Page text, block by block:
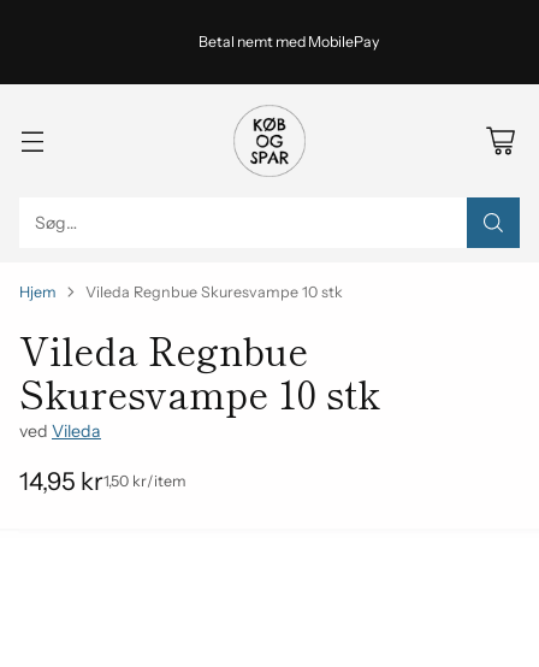
Søg…
Betal nemt med MobilePay
Hjem Vileda Regnbue Skuresvampe 10 stk
Vileda Regnbue
Skuresvampe 10 stk
ved Vileda
Almindelig
14,95 krEnhedspris
1,50 kr/
om item